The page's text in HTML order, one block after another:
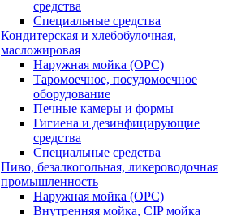
средства
Специальные средства
Кондитерская и хлебобулочная,
масложировая
Наружная мойка (ОРС)
Таромоечное, посудомоечное
оборудование
Печные камеры и формы
Гигиена и дезинфицирующие
средства
Специальные средства
Пиво, безалкогольная, ликероводочная
промышленность
Наружная мойка (ОРС)
Внутренняя мойка, CIP мойка